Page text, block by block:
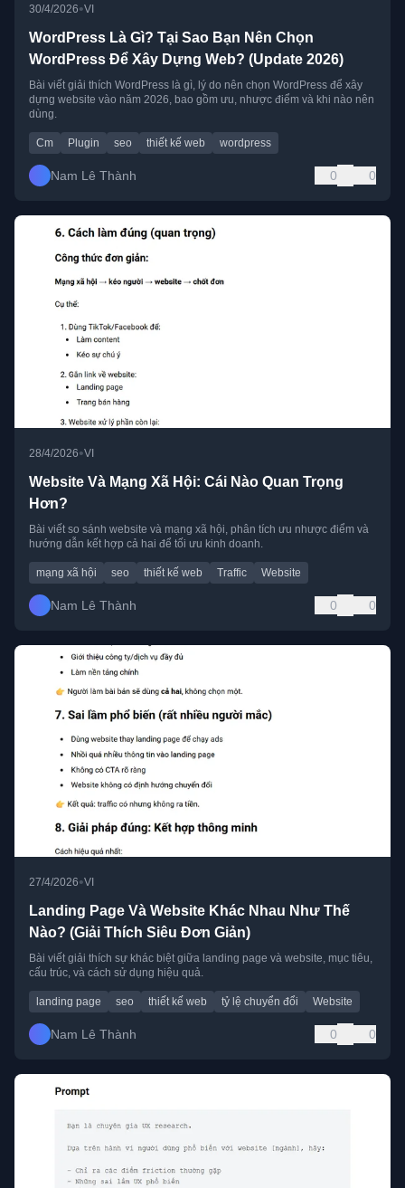
30/4/2026•VI
WordPress Là Gì? Tại Sao Bạn Nên Chọn
WordPress Để Xây Dựng Web? (Update 2026)
Bài viết giải thích WordPress là gì, lý do nên chọn WordPress để xây
dựng website vào năm 2026, bao gồm ưu, nhược điểm và khi nào nên
dùng.
Cm Plugin seo thiết kế web wordpress
Nam Lê Thành 0 0
28/4/2026•VI
Website Và Mạng Xã Hội: Cái Nào Quan Trọng
Hơn?
Bài viết so sánh website và mạng xã hội, phân tích ưu nhược điểm và
hướng dẫn kết hợp cả hai để tối ưu kinh doanh.
mạng xã hội seo thiết kế web Traffic Website
Nam Lê Thành 0 0
27/4/2026•VI
Landing Page Và Website Khác Nhau Như Thế
Nào? (Giải Thích Siêu Đơn Giản)
Bài viết giải thích sự khác biệt giữa landing page và website, mục tiêu,
cấu trúc, và cách sử dụng hiệu quả.
landing page seo thiết kế web tỷ lệ chuyển đổi Website
Nam Lê Thành 0 0